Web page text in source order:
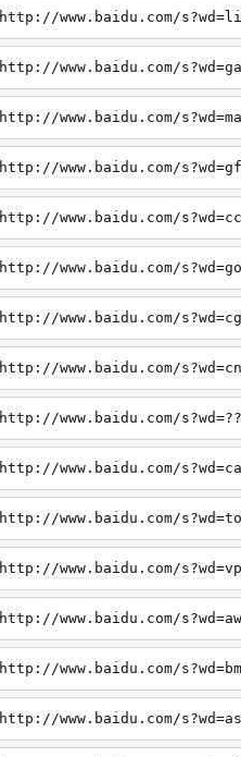
http://www.baidu.com/
http://www.baidu.com/
http://www.baidu.com/
http://www.baidu.com/
http://www.baidu.com/
http://www.baidu.com/
http://www.baidu.com/
http://www.baidu.com/
http://www.baidu.com/
http://www.baidu.com/
http://www.baidu.com/
http://www.baidu.com/
http://www.baidu.com/
http://www.baidu.com/
http://www.baidu.com/